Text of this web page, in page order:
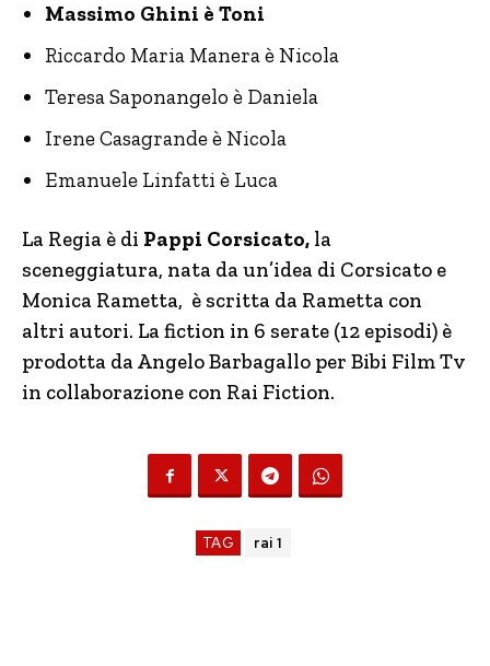
Massimo Ghini è Toni
Riccardo Maria Manera è Nicola
Teresa Saponangelo è Daniela
Irene Casagrande è Nicola
Emanuele Linfatti è Luca
La Regia è di Pappi Corsicato, la
sceneggiatura, nata da un’idea di Corsicato e
Monica Rametta, è scritta da Rametta con
altri autori. La fiction in 6 serate (12 episodi) è
prodotta da Angelo Barbagallo per Bibi Film Tv
in collaborazione con Rai Fiction.
TAG rai 1